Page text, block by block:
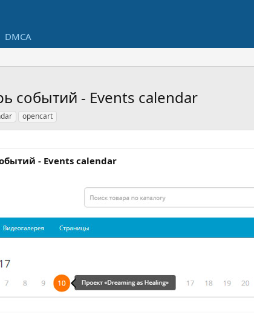
DMCA
событий - Events calendar
opencart
- Events calendar